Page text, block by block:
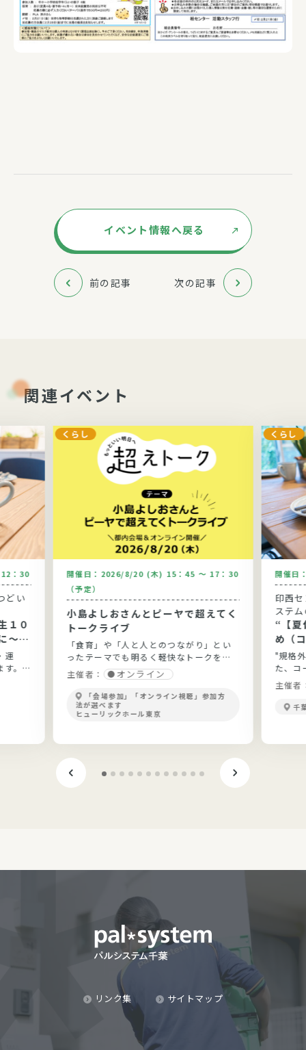
イベント情報へ戻る
前の記事 次の記事
関連イベント
：30
どい
１０
～健
践
運
す。
くらし
開催日： 2026/8/20 (木) 15：45 ～ 17：30
（予定）
小島よしおさんとピーヤで超えてく
トークライブ
「食育」や「人と人とのつながり」とい
ったテーマでも明るく軽快なトークを展
開！
主催者： オンライン
「会場参加」「オンライン視聴」参加方
法が選べます
ヒューリックホール東京
くらし
開催日
印西
ステ
“【夏
め（
う”
"規格
た、コ
主催者
千
リンク集 サイトマップ